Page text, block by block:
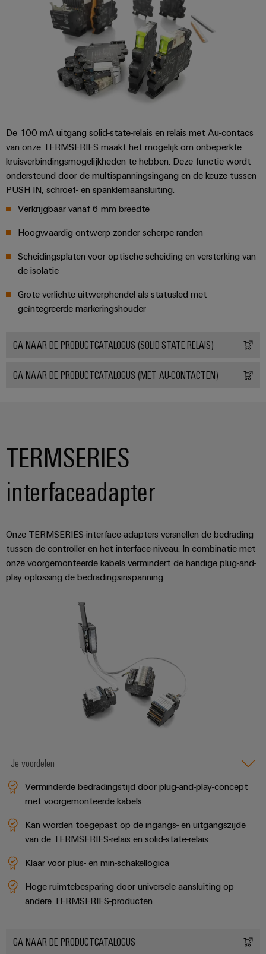
de
maritieme
industrie
Spoorweg
Moderne
digitale
mobiliteit
in
het
spoorvervoer
Traditionele
energie
toekomst
bewezen
energieopwekking
Transmissie
&
en
moderne
afvalwaterbehandeling
Oplossingen
voor
de
water-
Windenergie
Operationele
excellentie
in
Waterstof
Waterstof
belangrijke
energietransitie
en
PCB-
klemmen
PCB-
connectorservices
Manufacturer
(OEM)
Weidmüller
Industrial
Toegang
op
afstand
serviceplatform
easyConnect
en
accessoires
Tools
machines
Markers
Industriële
Infrastructuur
van
schakelkasten
Service
Gemodificeerde
en
behuizingen
gemaakte
kabelassemblages
Gemonteerde
Nieuwe producten
Praktische
Onze Industrial
Connectivity
De 100 mA uitgang solid-state-relais en relais met Au-contacs
van onze TERMSERIES maakt het mogelijk om onbeperkte
kruisverbindingsmogelijkheden te hebben. Deze functie wordt
ondersteund door de multispanningsingang en de keuze tussen
PUSH IN, schroef- en spanklemaansluiting.
Verkrijgbaar vanaf 6 mm breedte
Hoogwaardig ontwerp zonder scherpe randen
Scheidingsplaten voor optische scheiding en versterking van
de isolatie
Grote verlichte uitwerphendel als statusled met
geïntegreerde markeringshouder
GA NAAR DE PRODUCTCATALOGUS (SOLID-STATE-RELAIS)
GA NAAR DE PRODUCTCATALOGUS (MET AU-CONTACTEN)
TERMSERIES
interfaceadapter
Onze TERMSERIES-interface-adapters versnellen de bedrading
tussen de controller en het interface-niveau. In combinatie met
onze voorgemonteerde kabels vermindert de handige plug-and-
play oplossing de bedradingsinspanning.
Je voordelen
Verminderde bedradingstijd door plug-and-play-concept
met voorgemonteerde kabels
Kan worden toegepast op de ingangs- en uitgangszijde
van de TERMSERIES-relais en solid-state-relais
Klaar voor plus- en min-schakellogica
Hoge ruimtebesparing door universele aansluiting op
andere TERMSERIES-producten
GA NAAR DE PRODUCTCATALOGUS